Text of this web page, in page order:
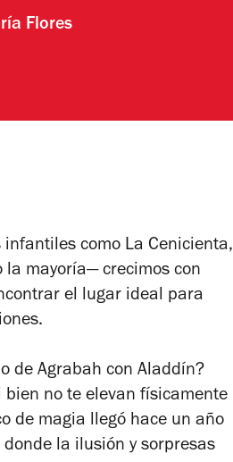
Flores
infantiles como La Cenicienta,
la mayoría— crecimos con
el lugar ideal para
de Agrabah con Aladdín?
bien no te elevan físicamente
de magia llegó hace un año
la ilusión y sorpresas